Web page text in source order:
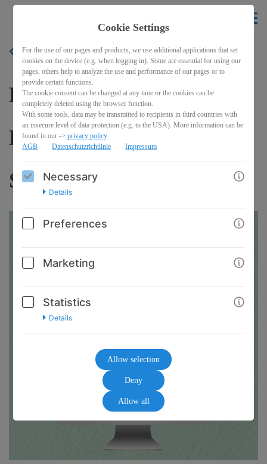
BACK
Baby- und
Kleinkindgebärden-
Starterkurs
Cookie Settings
For the use of our pages and products, we use additional applications that set
cookies on the device (e.g. when logging in). Some are essential for using our
pages, others help to analyze the use and performance of our pages or to
provide certain functions.
The cookie consent can be changed at any time or the cookies can be
completely deleted using the browser function.
With some tools, data may be transmitted to recipients in third countries with
an insecure level of data protection (e.g. to the USA). More information can be
found in our ->privacy policy
AGB
Datenschutzrichtlinie Impressum
Necessary
Details
Preferences
Marketing
Statistics
Details
Allow selection
Deny
Allow all